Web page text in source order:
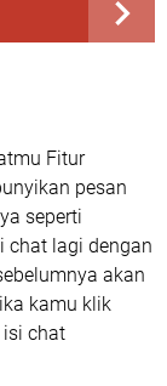
Fitur
pesan
seperti
chat lagi dengan
akan
kamu klik
isi chat